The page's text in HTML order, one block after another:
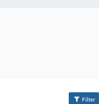
Filter